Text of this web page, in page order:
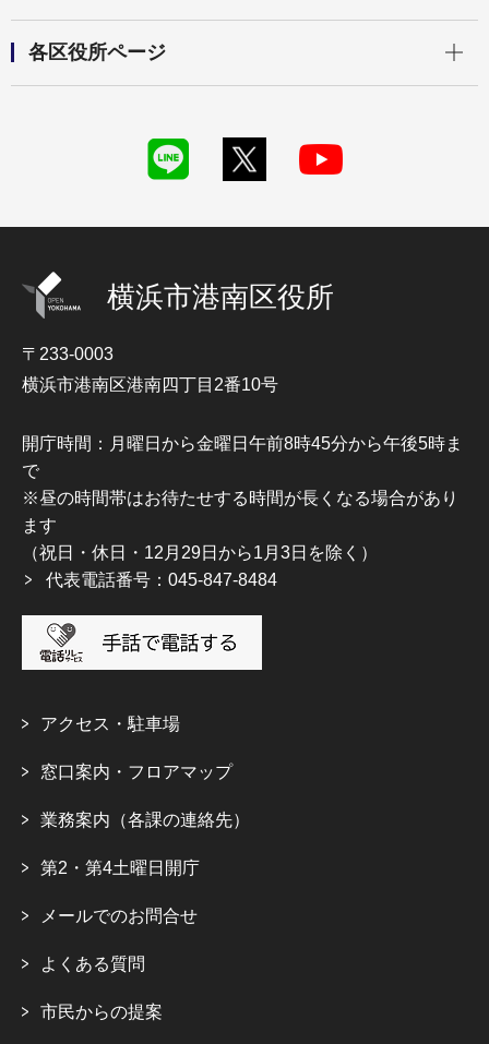
各区役所ページ
横浜市港南区役所
〒233-0003
横浜市港南区港南四丁目2番10号
開庁時間：月曜日から金曜日午前8時45分から午後5時ま
で
※昼の時間帯はお待たせする時間が長くなる場合があり
ます
（祝日・休日・12月29日から1月3日を除く）
代表電話番号：045-847-8484
アクセス・駐車場
窓口案内・フロアマップ
業務案内（各課の連絡先）
第2・第4土曜日開庁
メールでのお問合せ
よくある質問
市民からの提案